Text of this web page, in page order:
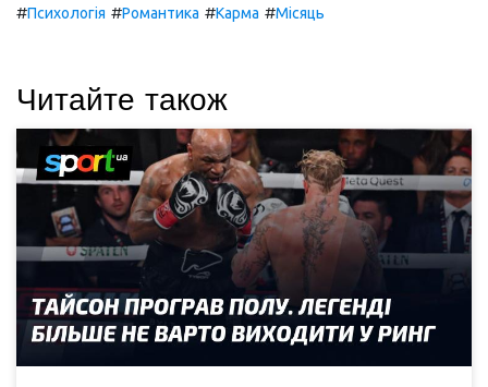
#Психологія #Романтика #Карма #Місяць
Читайте також